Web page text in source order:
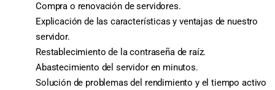
Compra o renovación de servidores.
Explicación de las características y ventajas de nuestro
servidor.
Restablecimiento de la contraseña de raíz.
Abastecimiento del servidor en minutos.
Solución de problemas del rendimiento y el tiempo activo